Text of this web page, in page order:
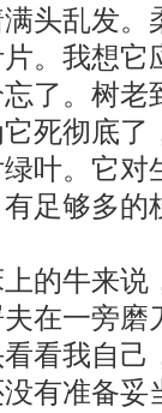
头乱发
。我想
了。树老
死彻底
叶。它对
足够多
的牛来说
在一旁磨
看我自己
有准备